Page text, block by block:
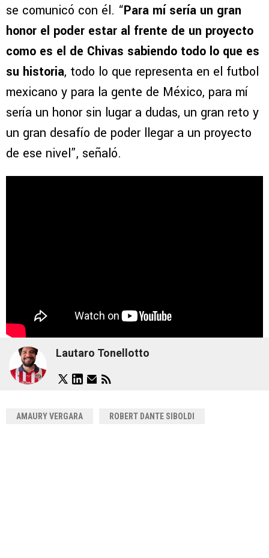
se comunicó con él. “Para mí sería un gran
honor el poder estar al frente de un proyecto
como es el de Chivas sabiendo todo lo que es
su historia, todo lo que representa en el futbol
mexicano y para la gente de México, para mí
sería un honor sin lugar a dudas, un gran reto y
un gran desafío de poder llegar a un proyecto
de ese nivel”, señaló.
Lautaro Tonellotto
AMAURY VERGARA ROBERT DANTE SIBOLDI